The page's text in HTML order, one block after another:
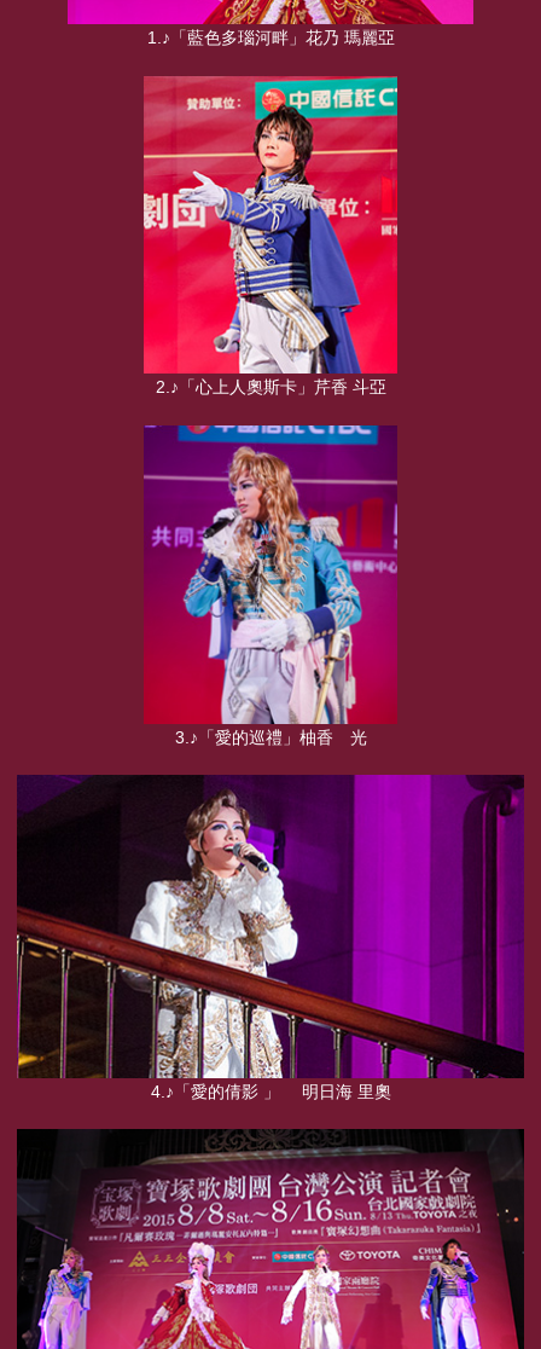
1.♪「藍色多瑙河畔」花乃 瑪麗亞
2.♪「心上人奧斯卡」芹香 斗亞
3.♪「愛的巡禮」柚香 光
4.♪「愛的倩影 」 明日海 里奧